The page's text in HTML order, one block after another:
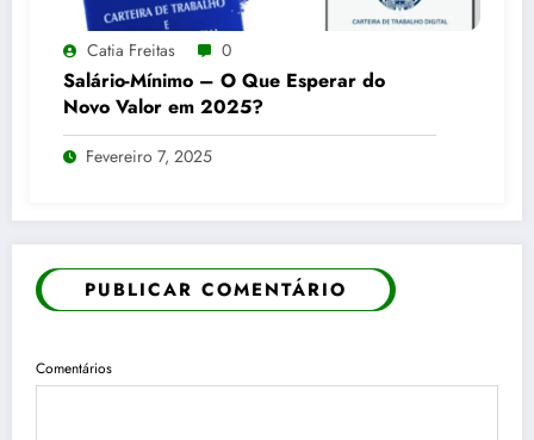
Catia Freitas 0
Salário-Mínimo – O Que Esperar do
Novo Valor em 2025?
Fevereiro 7, 2025
PUBLICAR COMENTÁRIO
Comentários